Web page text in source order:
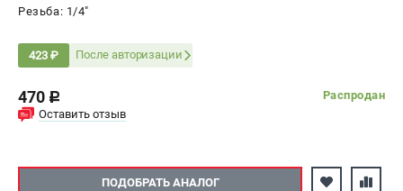
Резьба: 1/4"
423 ₽ После авторизации
470 c
Распродан
Оставить отзыв
ПОДОБРАТЬ АНАЛОГ